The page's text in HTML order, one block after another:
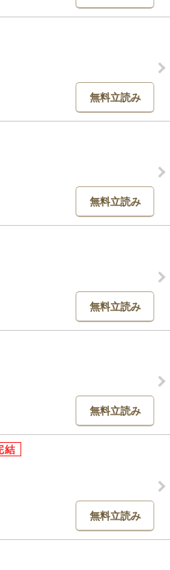
無料立読み
無料立読み
無料立読み
無料立読み
無料立読み